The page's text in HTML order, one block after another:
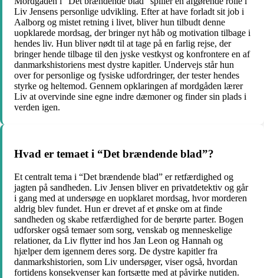
Liv Jensens personlige udvikling. Efter at have forladt sit job i
Aalborg og mistet retning i livet, bliver hun tilbudt denne
uopklarede mordsag, der bringer nyt håb og motivation tilbage i
hendes liv. Hun bliver nødt til at tage på en farlig rejse, der
bringer hende tilbage til den jyske vestkyst og konfrontere en af
danmarkshistoriens mest dystre kapitler. Undervejs står hun
over for personlige og fysiske udfordringer, der tester hendes
styrke og heltemod. Gennem opklaringen af mordgåden lærer
Liv at overvinde sine egne indre dæmoner og finder sin plads i
verden igen.
Hvad er temaet i “Det brændende blad”?
Et centralt tema i “Det brændende blad” er retfærdighed og
jagten på sandheden. Liv Jensen bliver en privatdetektiv og går
i gang med at undersøge en uopklaret mordsag, hvor morderen
aldrig blev fundet. Hun er drevet af et ønske om at finde
sandheden og skabe retfærdighed for de berørte parter. Bogen
udforsker også temaer som sorg, venskab og menneskelige
relationer, da Liv flytter ind hos Jan Leon og Hannah og
hjælper dem igennem deres sorg. De dystre kapitler fra
danmarkshistorien, som Liv undersøger, viser også, hvordan
fortidens konsekvenser kan fortsætte med at påvirke nutiden.